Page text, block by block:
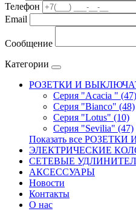
Телефон
Email
Сообщение
Категории
РОЗЕТКИ И
Серия "Acacia " (47)
Серия "Bianco" (48)
Серия "Lotus" (10)
Серия "Sevilia" (47)
Показать все
ЭЛЕКТРИЧЕСКИЕ
СЕТЕВЫЕ
АКСЕССУАРЫ
Новости
Контакты
О нас